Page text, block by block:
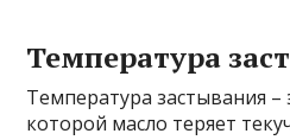
Температура
Температура застывания
которой масло теряет